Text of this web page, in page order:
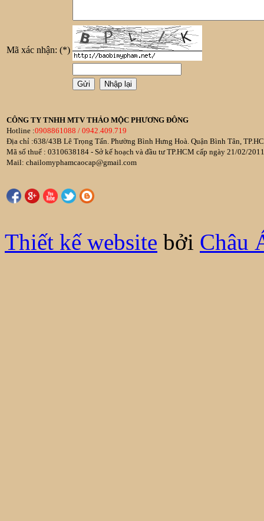
Mã xác nhận: (*)
CÔNG TY TNHH MTV THẢO MỘC PHƯƠNG ĐÔNG
Hotline :0908861088 / 0942.409.719
Địa chỉ :638/43B Lê Trọng Tấn. Phường Bình Hưng Hoà. Quận Bình Tân,
Mã số thuế : 0310638184 - Sở kế hoạch và đầu tư TP.HCM cấp ngày 21/02/
Mail: chailomyphamcaocap@gmail.com
Thiết kế website bởi Châu